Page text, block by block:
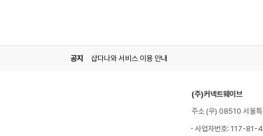
공지 샵다나와 서비스 이용 안내
(주)커넥트웨이브
주소 (우) 08510 서울
사업자번호: 117-81-